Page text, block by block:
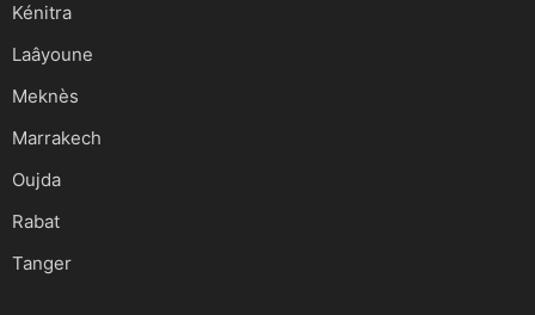
Kénitra
Laâyoune
Meknès
Marrakech
Oujda
Rabat
Tanger